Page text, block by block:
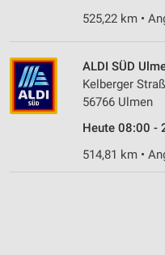
525,22 km •
ALDI SÜD
Kelberger
56766 Ulmen
Heute 08:00 -
514,81 km •